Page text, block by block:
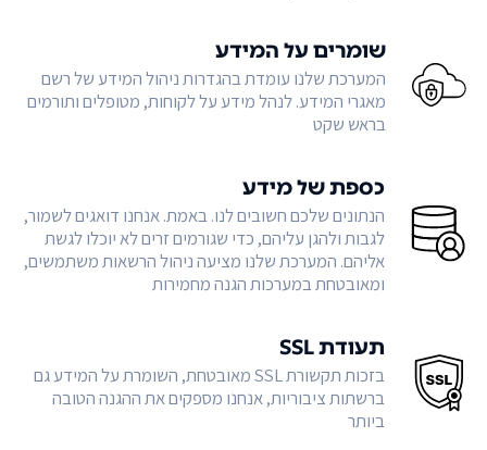
שומרים על המידע
המערכת שלנו עומדת בהגדרות ניהול המידע של רשם
מאגרי המידע. לנהל מידע על לקוחות, מטופלים ותורמים
בראש שקט
כספת של מידע
הנתונים שלכם חשובים לנו. באמת. אנחנו דואגים לשמור,
לגבות ולהגן עליהם, כדי שגורמים זרים לא יוכלו לגשת
אליהם. המערכת שלנו מציעה ניהול הרשאות משתמשים,
ומאובטחת במערכות הגנה מחמירות
תעודת SSL
בזכות תקשורת SSL מאובטחת, השומרת על המידע גם
ברשתות ציבוריות, אנחנו מספקים את ההגנה הטובה
ביותר